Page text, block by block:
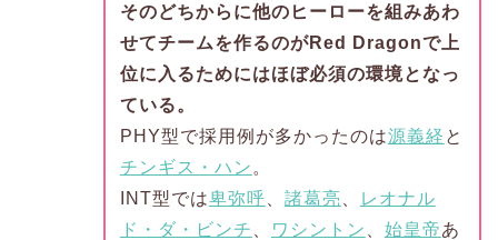
そのどちからに他のヒーローを組みあわ
せてチームを作るのがRed Dragonで上
位に入るためにはほぼ必須の環境となっ
ている。
PHY型で採用例が多かったのは源義経 と
チンギス・ハン 。
INT型では卑弥呼 諸葛亮
レオナル
ド・ダ・ビンチ
ワシントン 始皇帝あ